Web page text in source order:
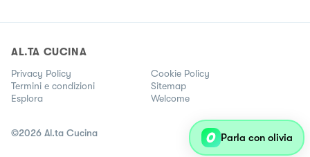
AL.TA CUCINA
Privacy Policy
Cookie Policy
Termini e condizioni
Sitemap
Esplora
Welcome
©2026 Al.ta Cucina Parla con olivia